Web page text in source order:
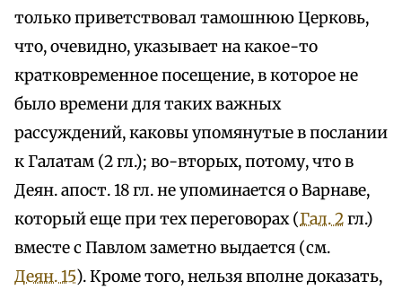
только приветствовал тамошнюю Церковь,
что, очевидно, указывает на какое-то
кратковременное посещение, в которое не
было времени для таких важных
рассуждений, каковы упомянутые в послании
к Галатам (2 гл.); во-вторых, потому, что в
Деян. апост. 18 гл. не упоминается о Варнаве,
который еще при тех переговорах (Гал. 2гл.)
вместе с Павлом заметно выдается (см.
Деян. 15). Кроме того, нельзя вполне доказать,